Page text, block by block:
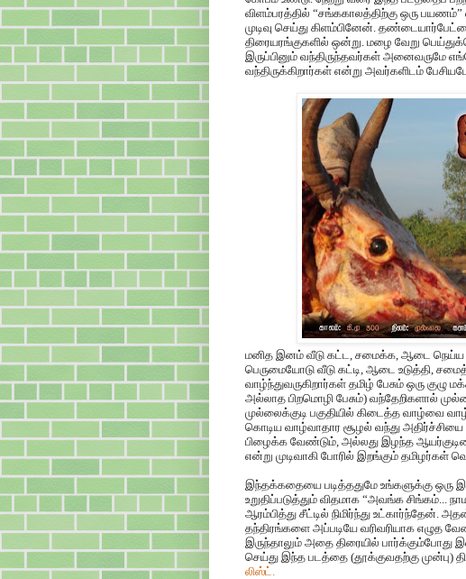
விளம்பரத்தில் “சங்ககாலத்திற்கு ஒரு
முடிவு செய்து கிளம்பினேன்.
திரையரங்குகளில் ஒன்று. மழை வேறு
இருப்பினும் வந்திருந்தவர்கள் அனைவருமே
வந்திருக்கிறார்கள் என்று அவர்களிடம்
மனித இனம் வீடு கட்ட, சமைக்க, ஆடை
பெருமையோடு வீடு கட்டி, ஆடை உடுத்தி,
வாழ்ந்துவருகிறார்கள் தமிழ் பேசும் ஒரு
அல்லாத பிறமொழி பேசும்) வந்தேறிகளால்
முல்லைக்குடி பகுதியில் கிடைத்த வாழ்வை
கொடிய வாழ்வாதார சூழல் வந்து
பிழைக்க வேண்டும், அல்லது இழந்த
என்று முடிவாகி போரில் இறங்கும் தமிழர்கள்
இந்தக்கதையை படித்ததுமே உங்களுக்கு ஒரு
உறுதிப்படுத்தும் விதமாக “அவங்க சிங்கம்...
ஆரம்பித்து சீட்டில் நிமிர்ந்து உட்கார்ந்தேன்.
தந்திரங்களை அப்படியே வரிவரியாக எழுத
இருந்தாலும் அதை திரையில்
செய்து இந்த படத்தை (தூக்குவதற்கு முன்பு)
லிஸ்ட்.